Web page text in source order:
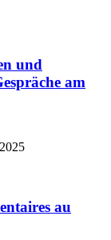
und
am
2025
au